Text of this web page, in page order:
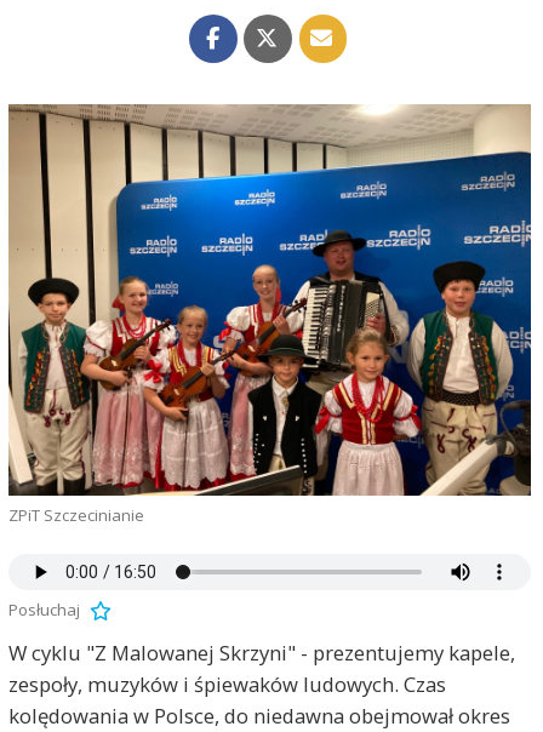
ZPiT Szczecinianie
Posłuchaj
W cyklu "Z Malowanej Skrzyni" - prezentujemy kapele,
zespoły, muzyków i śpiewaków ludowych. Czas
kolędowania w Polsce, do niedawna obejmował okres